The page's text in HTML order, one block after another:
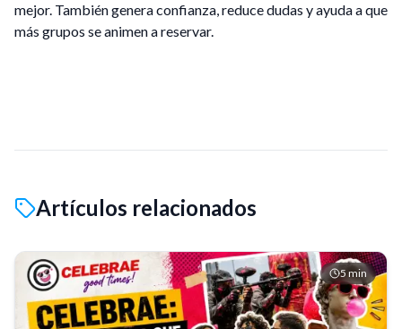
mejor. También genera confianza, reduce dudas y ayuda a que
más grupos se animen a reservar.
Artículos relacionados
5 min